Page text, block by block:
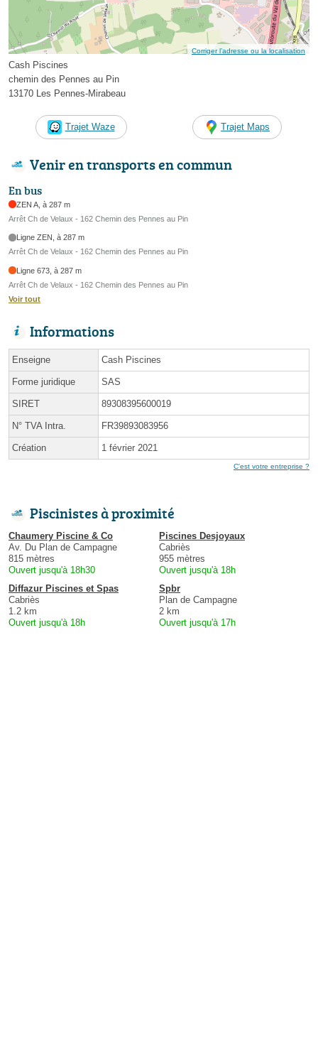
Corriger l’adresse ou la localisation
Cash Piscines
chemin des Pennes au Pin
13170 Les Pennes-Mirabeau
Trajet Waze Trajet Maps
Venir en transports en commun
En bus
ZEN A, à 287 m
Arrêt Ch de Velaux - 162 Chemin des Pennes au Pin
Ligne ZEN, à 287 m
Arrêt Ch de Velaux - 162 Chemin des Pennes au Pin
Ligne 673, à 287 m
Arrêt Ch de Velaux - 162 Chemin des Pennes au Pin
Voir tout
Informations
Enseigne Cash Piscines
Forme juridique SAS
SIRET 89308395600019
N° TVA Intra. FR39893083956
Création 1 février 2021
C'est votre entreprise ?
Piscinistes à proximité
Chaumery Piscine & Co
Av. Du Plan de Campagne
815 mètres
Ouvert jusqu'à 18h30
Piscines Desjoyaux
Cabriès
955 mètres
Ouvert jusqu'à 18h
Diffazur Piscines et Spas
Cabriès
1.2 km
Ouvert jusqu'à 18h
Spbr
Plan de Campagne
2 km
Ouvert jusqu'à 17h